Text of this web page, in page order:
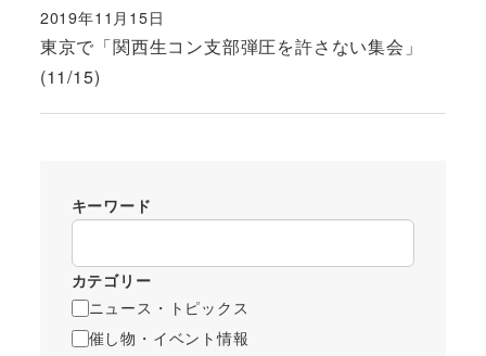
東京で「関西生コン支部弾圧を許さない集会」
(11/15)
投稿日
2019年11月15日
キーワード
カテゴリー
ニュース・トピックス
催し物・イベント情報